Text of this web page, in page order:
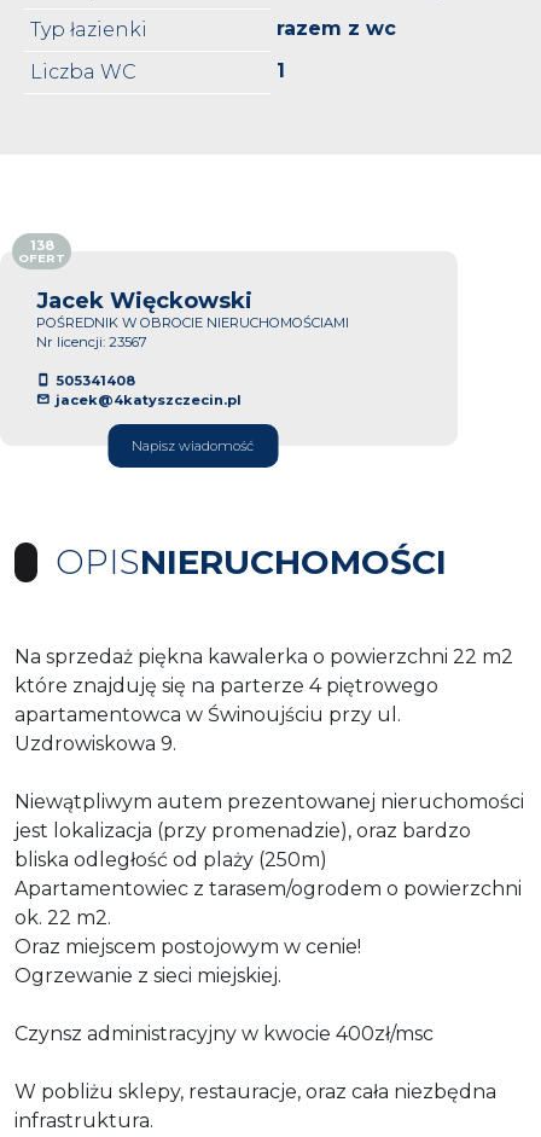
Typ łazienki
razem z wc
Liczba WC
1
Jacek Więckowski
POŚREDNIK W OBROCIE NIERUCHOMOŚCIAMI
Nr licencji: 23567
505341408
jacek@4katyszczecin.pl
Napisz wiadomość
138
OFERT
OPISNIERUCHOMOŚCI
Na sprzedaż piękna kawalerka o powierzchni 22 m2
które znajduję się na parterze 4 piętrowego
apartamentowca w Świnoujściu przy ul.
Uzdrowiskowa 9.
Niewątpliwym autem prezentowanej nieruchomości
jest lokalizacja (przy promenadzie), oraz bardzo
bliska odległość od plaży (250m)
Apartamentowiec z tarasem/ogrodem o powierzchni
ok. 22 m2.
Oraz miejscem postojowym w cenie!
Ogrzewanie z sieci miejskiej.
Czynsz administracyjny w kwocie 400zł/msc
W pobliżu sklepy, restauracje, oraz cała niezbędna
infrastruktura.